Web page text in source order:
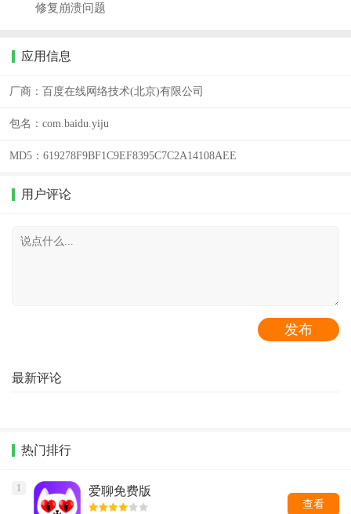
修复崩溃问题
应用信息
厂商： 百度在线网络技术(北京)有限公司
包名： com.baidu.yiju
MD5： 619278F9BF1C9EF8395C7C2A14108AEE
用户评论
最新评论
热门排行
1 爱聊免费版
查看